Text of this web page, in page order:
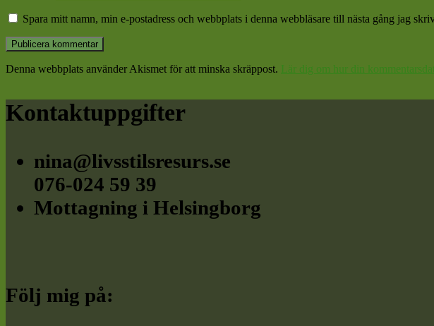
Spara mitt namn, min e-postadress och webbplats i denna webbläsare till nästa gång jag
Denna webbplats använder Akismet för att minska skräppost. Lär dig om hur din
Footer
Kontaktuppgifter
nina@livsstilsresurs.se
076-024 59 39
Mottagning i Helsingborg
Följ mig på: